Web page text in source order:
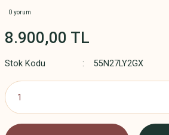
0 yorum
8.900,00 TL
Stok Kodu 55N27LY2GX